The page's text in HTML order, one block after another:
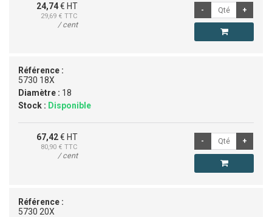
24,74€ HT
29,69 € TTC
/ cent
Référence :
5730 18X
Diamètre : 18
Stock : Disponible
67,42€ HT
80,90 € TTC
/ cent
Référence :
5730 20X